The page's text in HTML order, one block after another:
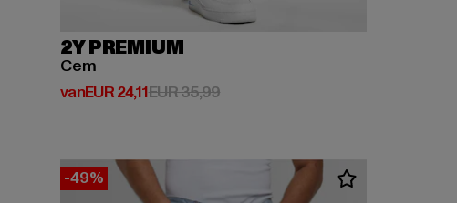
2Y PREMIUM
Cem
vanEUR 24,11
Huidige prijs: Van EUR 24,11
EUR 35,99Actieprijs: EUR 35,99
-49%